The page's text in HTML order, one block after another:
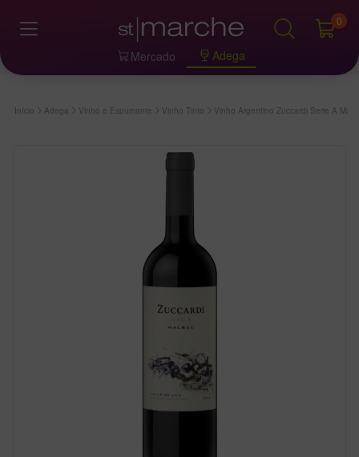
Mercado Adega
0
Início Adega Vinho e Espumante Vinho Tinto Vinho Argentino Zuccardi Serie A